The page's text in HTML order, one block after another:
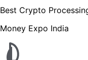
Best Crypto
Money Expo India